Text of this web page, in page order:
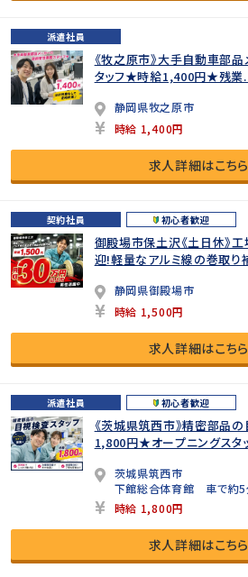
派遣社員
《牧之原市》大手自動車部
タッフ★時給1,400円★残業
静岡県牧之原市
時給 1,400円
求人詳細はこちら
契約社員 初心者歓迎
御殿場市保土沢《土日休》
迎!軽量なアルミ線の巻取り
静岡県御殿場市
時給 1,500円
求人詳細はこちら
派遣社員 初心者歓迎
《茨城県筑西市》精密部品
1,800円★オープニングスタ
茨城県筑西市
下館総合体育館 車で約5
時給 1,800円
求人詳細はこちら